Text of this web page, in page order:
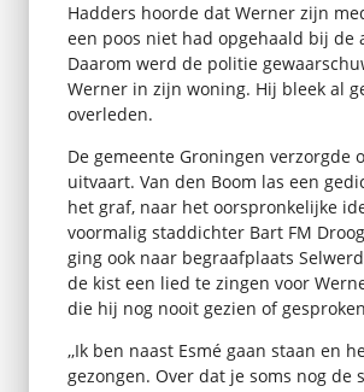
Hadders hoorde dat Werner zijn
een poos niet had opgehaald bij de
Daarom werd de politie
Werner in zijn woning. Hij bleek al
overleden.
De gemeente Groningen verzorgde
uitvaart. Van den Boom las een
het graf, naar het oorspronkelijke
voormalig staddichter Bart FM
ging ook naar begraafplaats
de kist een lied te zingen voor
die hij nog nooit gezien of
,,Ik ben naast Esmé gaan staan en
gezongen. Over dat je soms nog de